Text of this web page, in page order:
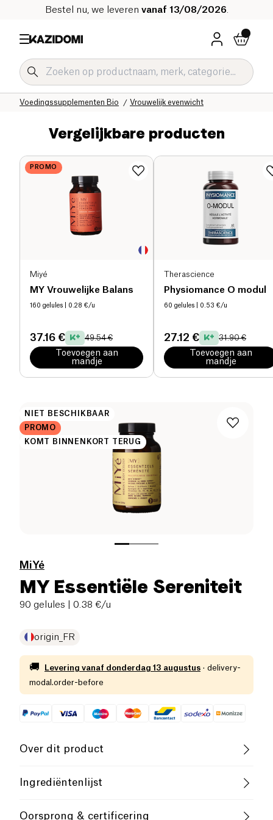
Bestel nu, we leveren vanaf 13/08/2026
Vrouwelijk evenwicht
Voedingssupplementen Bio
Welzijn & Gezondheid
Onze biologische catalogus
Home
Vergelijkbare producten
PROMO
Miyé
MY Vrouwelijke Balans
160 gelules | 0.28 €/u
37.16 € 49.54 €
Toevoegen aan
mandje
Therascience
Physiomance O modul
60 gelules | 0.53 €/u
27.12 € 31.90 €
Toevoegen aan
mandje
NIET BESCHIKBAAR
PROMO
KOMT BINNENKORT TERUG
MiYé
MY Essentiële Sereniteit
90 gelules | 0.38 €/u
origin_FR
🚚 Levering vanaf donderdag 13 augustus · delivery-
modal.order-before
Over dit product
Vegan Glutenvrij (ingrediënten)
Ingrediëntenlijst
Magnesiumsalze der Zitronensäure 1004 mg (30%
Oorsprong & certificering